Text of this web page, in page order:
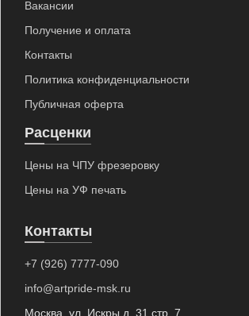
Вакансии
Получение и оплата
Контакты
Политика конфиденциальности
Публичная оферта
Расценки
Цены на ЧПУ фрезеровку
Цены на УФ печать
Контакты
+7 (926) 7777-090
info@artpride-msk.ru
Москва, ул. Искры д. 31 стр. 7